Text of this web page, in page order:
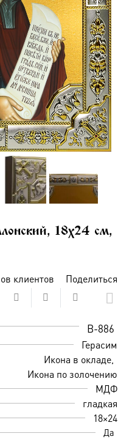
18х24 см,
клиентов Поделиться
B-886
Герасим
Икона в окладе
Икона по золочению
МДФ
гладкая
18×24
Да